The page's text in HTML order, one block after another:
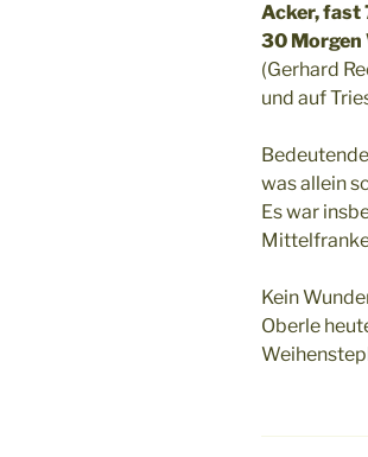
Acker, fast
30 Morgen
(Gerhard
und auf
was allein
Es war
Kein
Oberle